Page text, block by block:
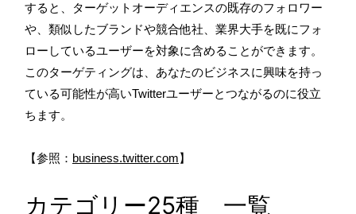
すると、ターゲットオーディエンスの既存のフォロワー
や、類似したブランドや競合他社、業界大手を既にフォ
ローしているユーザーを対象に含めることができます。
このターゲティングは、あなたのビジネスに興味を持っ
ている可能性が高いTwitterユーザーとつながるのに役立
ちます。
【参照： business.twitter.com】
カテゴリー25種 一覧